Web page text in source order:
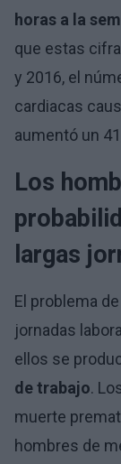
horas a la
que estas
y 2016, el
cardiacas
aumentó un
Los
largas
El problema
jornadas
ellos se
de trabajo.
muerte
hombres de